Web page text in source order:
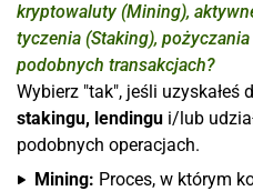
kryptowaluty (Mining),
tyczenia (Staking),
podobnych transakcjach?
Wybierz "tak", jeśli uzyskałeś
stakingu, lendingu i/lub
podobnych operacjach.
Mining: Proces, w którym